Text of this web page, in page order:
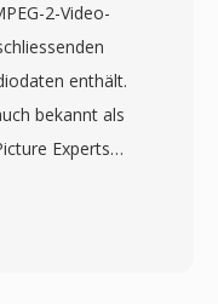
2-Video-
enthält.
bekannt als
Experts
M2V